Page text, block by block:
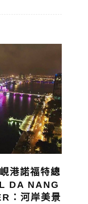
港諾福特總
DA NANG
：河岸美景